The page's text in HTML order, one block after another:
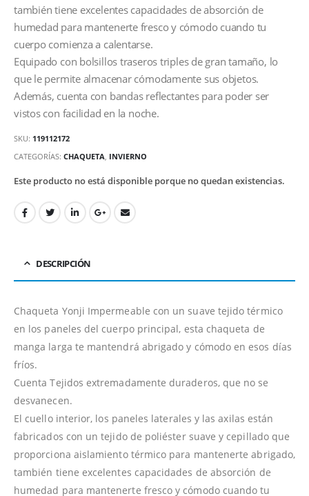
también tiene excelentes capacidades de absorción de
humedad para mantenerte fresco y cómodo cuando tu
cuerpo comienza a calentarse.
Equipado con bolsillos traseros triples de gran tamaño, lo
que le permite almacenar cómodamente sus objetos.
Además, cuenta con bandas reflectantes para poder ser
vistos con facilidad en la noche.
SKU: 119112172
CATEGORÍAS: CHAQUETA INVIERNO
Este producto no está disponible porque no quedan existencias.
DESCRIPCIÓN
Chaqueta Yonji Impermeable con un suave tejido térmico
en los paneles del cuerpo principal, esta chaqueta de
manga larga te mantendrá abrigado y cómodo en esos días
fríos.
Cuenta Tejidos extremadamente duraderos, que no se
desvanecen.
El cuello interior, los paneles laterales y las axilas están
fabricados con un tejido de poliéster suave y cepillado que
proporciona aislamiento térmico para mantenerte abrigado,
también tiene excelentes capacidades de absorción de
humedad para mantenerte fresco y cómodo cuando tu